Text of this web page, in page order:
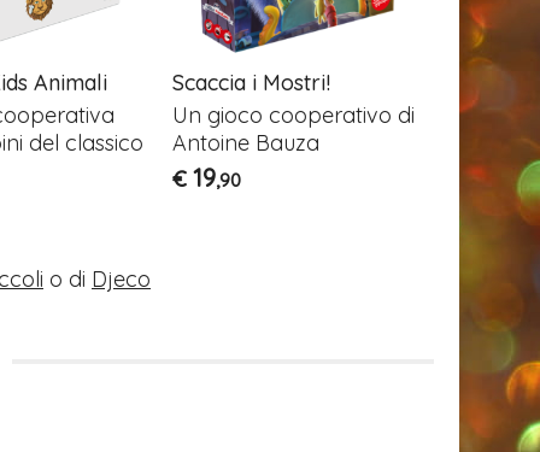
Animali
del classico
Scaccia i Mostri!
Un gioco cooperativo di
Antoine Bauza
€ 19,90
Save
Gioco
o di Djeco